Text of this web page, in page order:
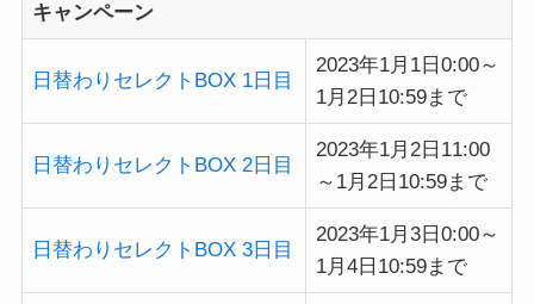
キャンペーン
日替わりセレクトBOX 1日目
2023年1月1日0:00～
1月2日10:59まで
日替わりセレクトBOX 2日目
2023年1月2日11:00
～1月2日10:59まで
日替わりセレクトBOX 3日目
2023年1月3日0:00～
1月4日10:59まで